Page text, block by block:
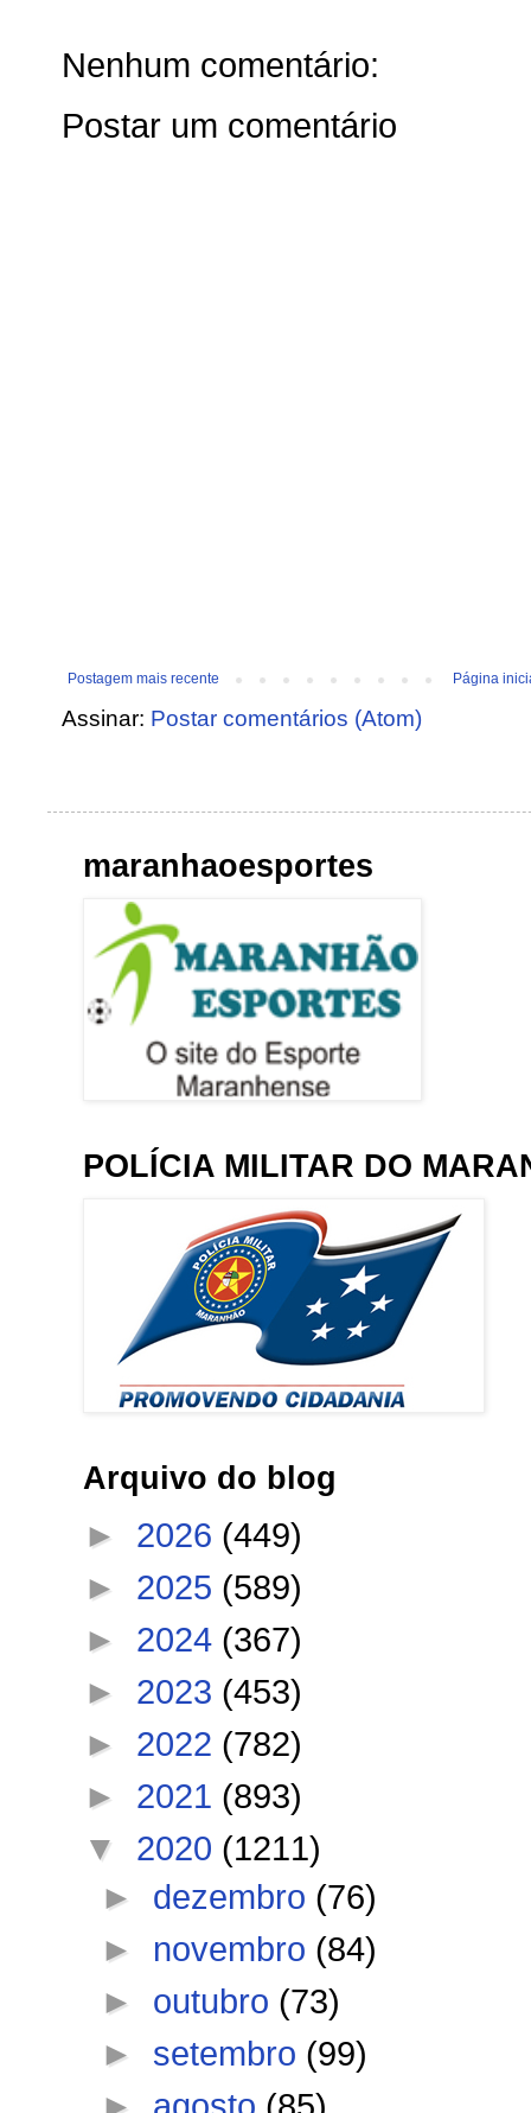
Nenhum comentário:
Postar um comentário
Postagem mais recente Página
Assinar: Postar comentários (Atom)
maranhaoesportes
POLÍCIA MILITAR DO
Arquivo do blog
► 2026 (449)
► 2025 (589)
► 2024 (367)
► 2023 (453)
► 2022 (782)
► 2021 (893)
▼ 2020 (1211)
► dezembro (76)
► novembro (84)
► outubro (73)
► setembro (99)